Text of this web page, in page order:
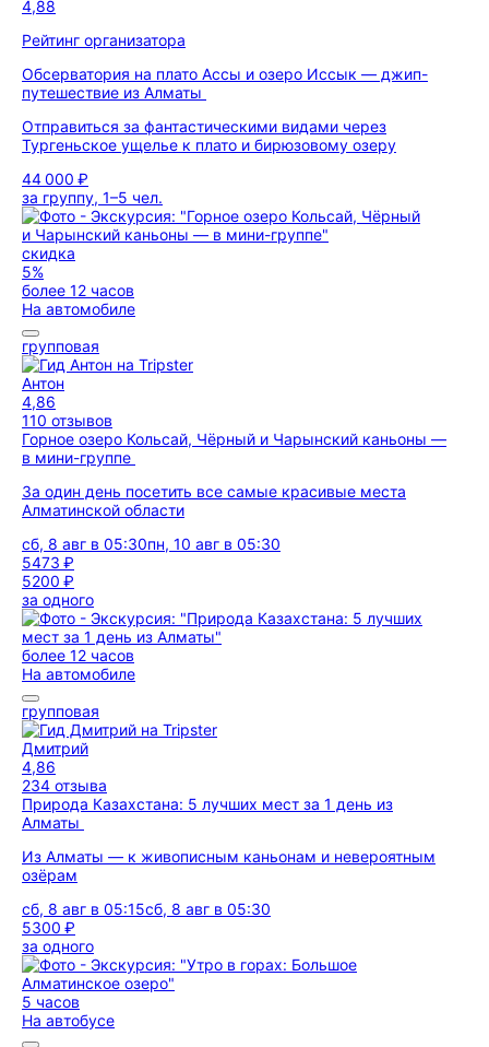
4,88
Рейтинг организатора
Обсерватория на плато Ассы и озеро Иссык — джип-
путешествие из Алматы
Отправиться за фантастическими видами через
Тургеньское ущелье к плато и бирюзовому озеру
44 000 ₽
за группу, 1–5 чел.
скидка
5%
более 12 часов
На автомобиле
групповая
Антон
4,86
110 отзывов
Горное озеро Кольсай, Чёрный и Чарынский каньоны —
в мини-группе
За один день посетить все самые красивые места
Алматинской области
сб, 8 авг в 05:30пн, 10 авг в 05:30
5473 ₽
5200 ₽
за одного
более 12 часов
На автомобиле
групповая
Дмитрий
4,86
234 отзыва
Природа Казахстана: 5 лучших мест за 1 день из
Алматы
Из Алматы — к живописным каньонам и невероятным
озёрам
сб, 8 авг в 05:15сб, 8 авг в 05:30
5300 ₽
за одного
5 часов
На автобусе